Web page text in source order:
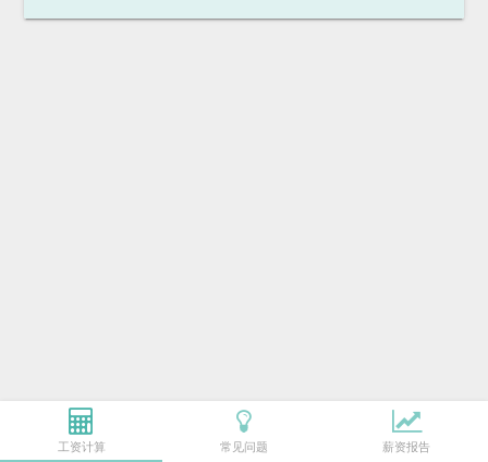
工资计算 常见问题 薪资报告